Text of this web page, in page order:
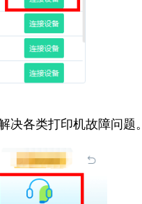
决各类打印机故障问题。